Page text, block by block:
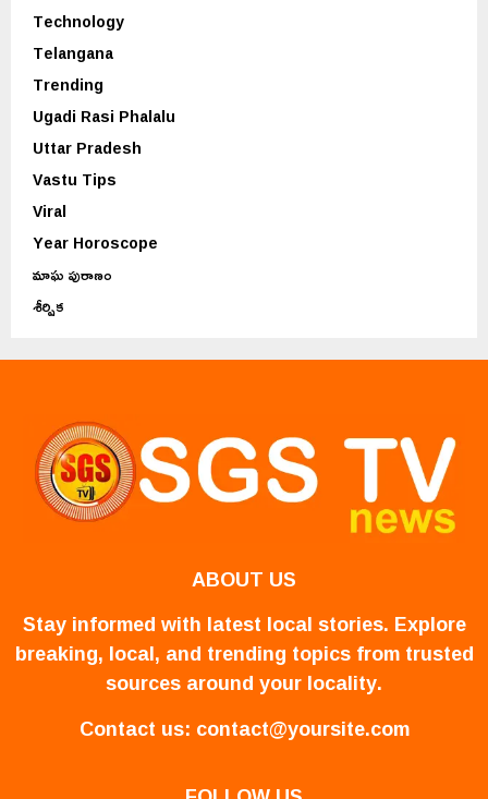
Technology
Telangana
Trending
Ugadi Rasi Phalalu
Uttar Pradesh
Vastu Tips
Viral
Year Horoscope
మాఘ పురాణం
శీర్షిక
ABOUT US
Stay informed with latest local stories. Explore
breaking, local, and trending topics from trusted
sources around your locality.
Contact us: contact@yoursite.com